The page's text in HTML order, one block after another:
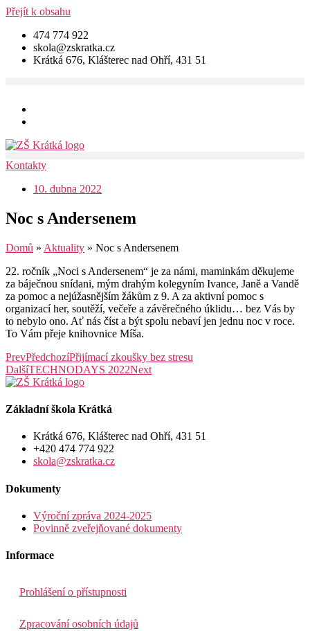
Přejít k obsahu
474 774 922
skola@zskratka.cz
Krátká 676, Klášterec nad Ohří, 431 51
Kontakty
10. dubna 2022
Noc s Andersenem
Domů » Aktuality » Noc s Andersenem
22. ročník „Noci s Andersenem“ je za námi, maminkám děkujeme
za báječnou snídani, mým drahým kolegyním Ivance, Janě a Vandě
za pomoc a nejúžasnějším žákům z 9. A za aktivní pomoc s
organizací her, soutěží, večeře a závěrečného úklidu… bez Vás by
to nebylo ono. Ať nás číst a být spolu nebaví jen jednu noc v roce.
To Vám přeje knihovnice Míša.
PrevPředchozíPřijímací zkoušky bez stresu
DalšíTECHNODAYS 2022Next
Základní škola Krátká
Krátká 676, Klášterec nad Ohří, 431 51
+420 474 774 922
skola@zskratka.cz
Dokumenty
Výroční zpráva 2024-2025
Povinně zveřejňované dokumenty
Informace
Prohlášení o přístupnosti
Zpracování osobních údajů